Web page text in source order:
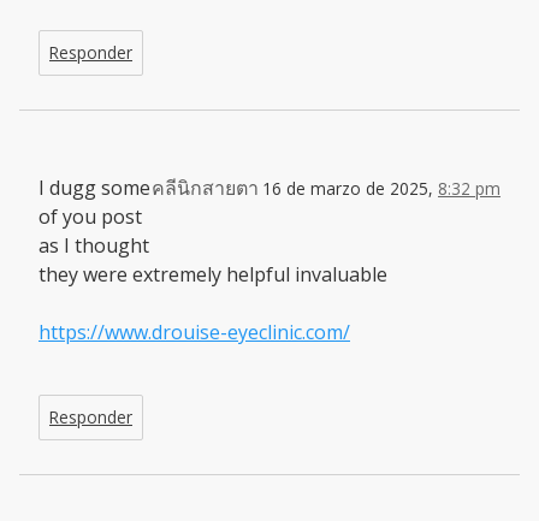
Responder
คลีนิกสายตา 16 de marzo de 2025, 8:32 pm
I dugg some
of you post
as I thought
they were extremely helpful invaluable
https://www.drouise-eyeclinic.com/
Responder